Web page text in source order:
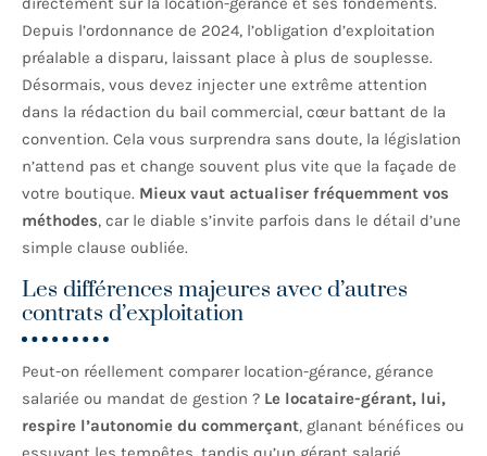
Depuis l’ordonnance de 2024, l’obligation d’exploitation
préalable a disparu, laissant place à plus de souplesse.
Désormais, vous devez injecter une extrême attention
dans la rédaction du bail commercial, cœur battant de la
convention. Cela vous surprendra sans doute, la législation
n’attend pas et change souvent plus vite que la façade de
votre boutique. Mieux vaut actualiser fréquemment vos
méthodes, car le diable s’invite parfois dans le détail d’une
simple clause oubliée.
Les différences majeures avec d’autres
contrats d’exploitation
Peut-on réellement comparer location-gérance, gérance
salariée ou mandat de gestion ? Le locataire-gérant, lui,
respire l’autonomie du commerçant, glanant bénéfices ou